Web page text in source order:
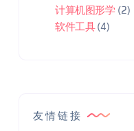
计算机图形学 (2)
软件工具(4)
友情链接